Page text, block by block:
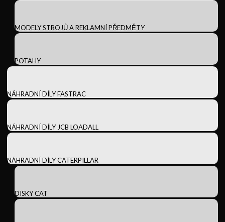
MODELY STROJŮ A REKLAMNÍ PŘEDMĚTY
POTAHY
NÁHRADNÍ DÍLY FASTRAC
NÁHRADNÍ DÍLY JCB LOADALL
NÁHRADNÍ DÍLY CATERPILLAR
DISKY CAT